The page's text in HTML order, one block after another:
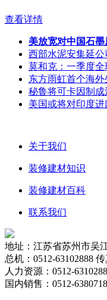
查看详情
美放宽对中国石墨
西部水泥安集延
莫和克：一季度全
东方雨虹首个海
秘鲁将可卡因制成
美国或将对印度
关于我们
装修建材知识
装修建材百科
联系我们
地址：江苏省苏州市吴
总机：0512-63102888
人力资源：0512-
国内销售：0512-